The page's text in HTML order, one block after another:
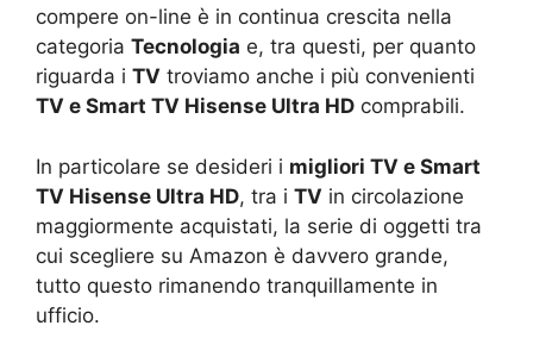
compere on-line è in continua crescita nella
categoria Tecnologia e, tra questi, per quanto
riguarda i TV troviamo anche i più convenienti
TV e Smart TV Hisense Ultra HD comprabili.
In particolare se desideri i migliori TV e Smart
TV Hisense Ultra HD, tra i TV in circolazione
maggiormente acquistati, la serie di oggetti tra
cui scegliere su Amazon è davvero grande,
tutto questo rimanendo tranquillamente in
ufficio.